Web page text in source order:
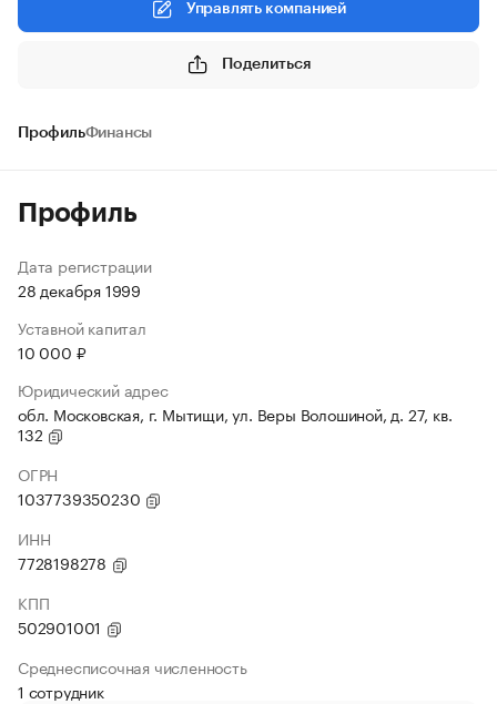
Управлять компанией
Поделиться
ПрофильФинансы
Профиль
Дата регистрации
28 декабря 1999
Уставной капитал
10 000 ₽
Юридический адрес
обл. Московская, г. Мытищи, ул. Веры Волошиной, д. 27, кв.
132
ОГРН
1037739350230
ИНН
7728198278
КПП
502901001
Среднесписочная численность
1 сотрудник